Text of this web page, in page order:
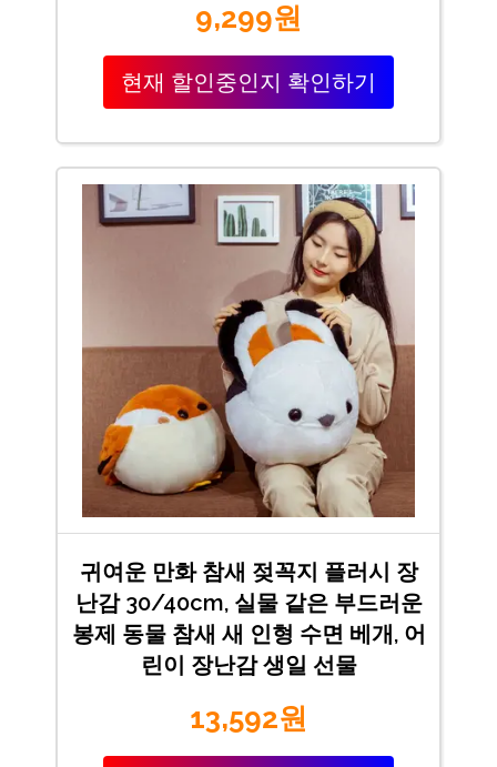
9,299원
현재 할인중인지 확인하기
귀여운 만화 참새 젖꼭지 플러시 장
난감 30/40cm, 실물 같은 부드러운
봉제 동물 참새 새 인형 수면 베개, 어
린이 장난감 생일 선물
13,592원